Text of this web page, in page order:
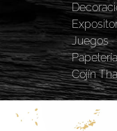
Juegos
Papelería
Cojín